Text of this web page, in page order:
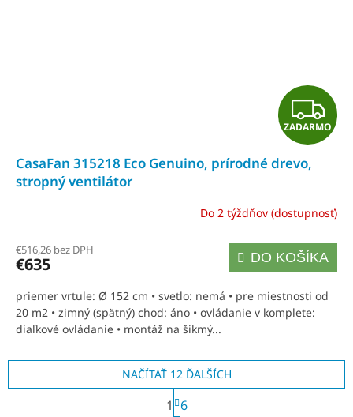
Z
A
A
R
M
O
ZADARMO
CasaFan 315218 Eco Genuino, prírodné drevo,
stropný ventilátor
Do 2 týždňov (dostupnosť)
€516,26 bez DPH
€635 DO KOŠÍKA
priemer vrtule: Ø 152 cm • svetlo: nemá • pre miestnosti od
20 m2 • zimný (spätný) chod: áno • ovládanie v komplete:
diaľkové ovládanie • montáž na šikmý...
NAČÍTAŤ 12 ĎALŠÍCH
S
t
1 6